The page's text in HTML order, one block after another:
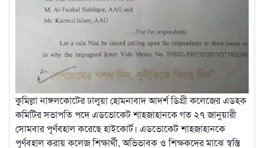
কুমিল্লা নাঙ্গলকোটের ঢালুয়া হোমনাবাদ আদর্শ ডিগ্রী কলেজের এডহক
কমিটির সভাপতি পদে এডভোকেট শাহজাহানকে গত ২৭ জানুয়ারী
সোমবার পূর্ণবহাল করেছে হাইকোর্ট। এডভোকেট শাহজাহানকে
পূর্ণবহাল করায় কলেজ শিক্ষার্থী, অভিভাবক ও শিক্ষকদের মাঝে স্বস্তি